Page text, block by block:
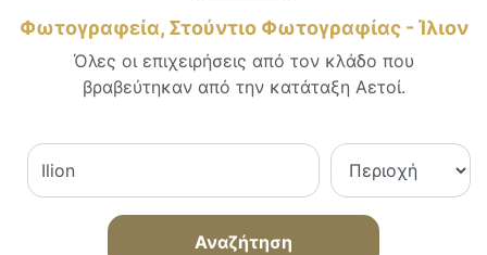
Φωτογραφεία, Στούντιο Φωτογραφίας - Ίλιον
Όλες οι επιχειρήσεις από τον κλάδο που
βραβεύτηκαν από την κατάταξη Αετοί.
Αναζήτηση